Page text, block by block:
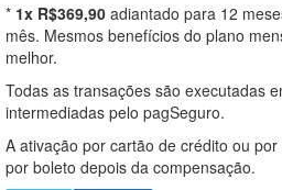
* 1x R$369,90 adiantado para 12
mês. Mesmos benefícios do plano
melhor.
Todas as transações são executadas
intermediadas pelo pagSeguro.
A ativação por cartão de crédito ou
por boleto depois da compensação.